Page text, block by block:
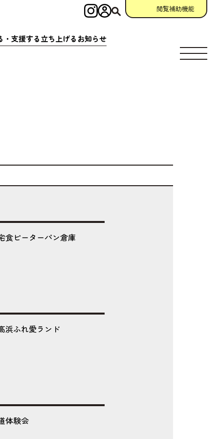
・ 支援する立ち 上げる お知らせ
インスタグラム
ログイン 閲覧補助機能
食ピーターパン倉庫
浜ふれ愛ランド
体験会